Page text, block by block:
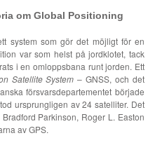
om Global Positioning
system som gör det möjligt för en
var som helst på jordklotet, tack
i en omloppsbana runt jorden. Ett
Satellite System – GNSS, och det
försvarsdepartementet började
ursprungligen av 24 satelliter. Det
Parkinson, Roger L. Easton
av GPS.